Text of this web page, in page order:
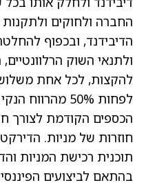
החברה ולחוקים
הדיבידנד, ובכפוף
ולתנאי השוק
לפחות 50%
הכספים הקודמת לצורך
חוזרות של מניות.
תוכנית רכישת המניות
בהתאם לביצועים